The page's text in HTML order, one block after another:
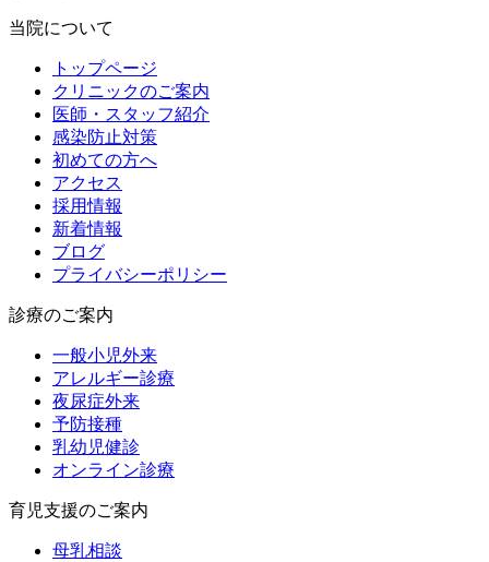
当院について
トップページ
クリニックのご案内
医師・スタッフ紹介
感染防止対策
初めての方へ
アクセス
採用情報
新着情報
ブログ
プライバシーポリシー
診療のご案内
一般小児外来
アレルギー診療
夜尿症外来
予防接種
乳幼児健診
オンライン診療
育児支援のご案内
母乳相談